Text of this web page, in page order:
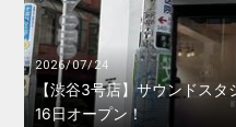
2026/07/24
【渋谷3号店】サウンドスタ
16日オープン！